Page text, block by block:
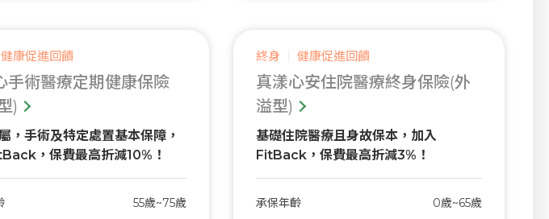
健康促進回饋
手術醫療定期健康保險
)
，手術及特定處置基本保障，
，保費最高折減10%！
55歲~75歲
終身 健康促進回饋
真漾心安住院醫療終身保險(外
溢型)
基礎住院醫療且身故保本，加入
FitBack，保費最高折減3%！
承保年齡
0歲~65歲